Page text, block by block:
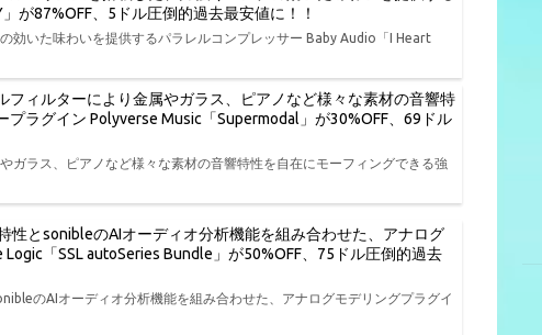
が87%OFF、5ドル圧倒的過去最安値に！！
効いた味わいを提供するパラレルコンプレッサー Baby Audio「I Heart
ィルターにより金属やガラス、ピアノなど様々な素材の音響特
ラグイン Polyverse Music「Supermodal」が30%OFF、69ドル
ガラス、ピアノなど様々な素材の音響特性を自在にモーフィングできる強
性とsonibleのAIオーディオ分析機能を組み合わせた、アナログ
「SSL autoSeries Bundle」が50%OFF、75ドル圧倒的過去
のAIオーディオ分析機能を組み合わせた、アナログモデリングプラグイ